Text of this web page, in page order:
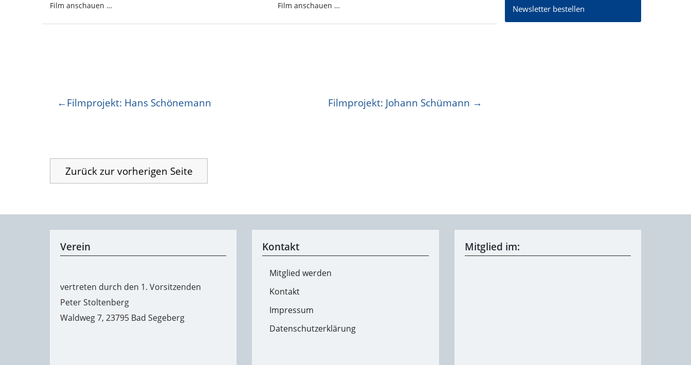
Film anschauen … Film anschauen …
Beitragsnavigation
Filmprojekt: Hans Schönemann Filmprojekt: Johann Schümann
Newsletter bestellen
Verein
vertreten durch den 1. Vorsitzenden
Peter Stoltenberg
Waldweg 7, 23795 Bad Segeberg
Kontakt
Mitglied werden
Kontakt
Impressum
Datenschutzerklärung
Mitglied im: